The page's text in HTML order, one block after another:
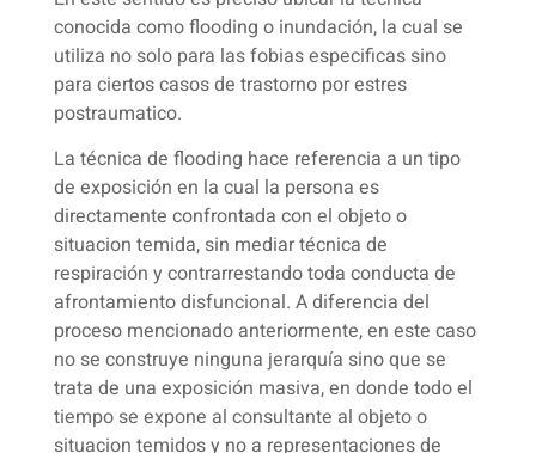
conocida como flooding o inundación, la cual se
utiliza no solo para las fobias especificas sino
para ciertos casos de trastorno por estres
postraumatico.
La técnica de flooding hace referencia a un tipo
de exposición en la cual la persona es
directamente confrontada con el objeto o
situacion temida, sin mediar técnica de
respiración y contrarrestando toda conducta de
afrontamiento disfuncional. A diferencia del
proceso mencionado anteriormente, en este caso
no se construye ninguna jerarquía sino que se
trata de una exposición masiva, en donde todo el
tiempo se expone al consultante al objeto o
situacion temidos y no a representaciones de